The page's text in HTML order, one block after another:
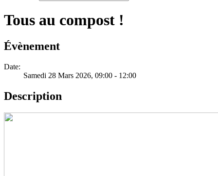
Tous au compost !
Évènement
Date:
Samedi 28 Mars 2026, 09:00 - 12:00
Description